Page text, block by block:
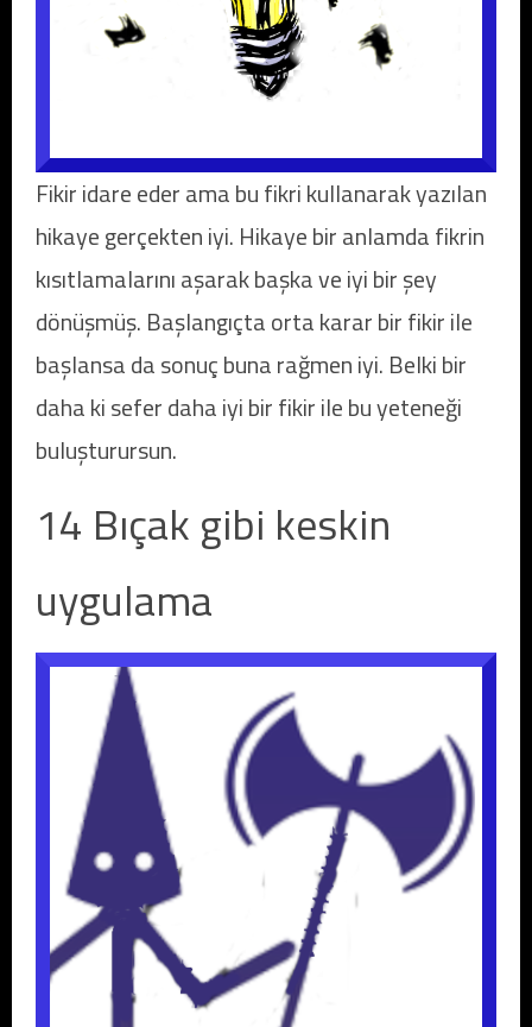
Fikir idare eder ama bu fikri kullanarak yazılan
hikaye gerçekten iyi. Hikaye bir anlamda fikrin
kısıtlamalarını aşarak başka ve iyi bir şey
dönüşmüş. Başlangıçta orta karar bir fikir ile
başlansa da sonuç buna rağmen iyi. Belki bir
daha ki sefer daha iyi bir fikir ile bu yeteneği
buluşturursun.
14 Bıçak gibi keskin
uygulama